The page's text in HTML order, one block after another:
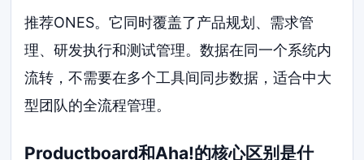
推荐ONES。它同时覆盖了产品规划、需求管
理、研发执行和测试管理。数据在同一个系统内
流转，不需要在多个工具间同步数据，适合中大
型团队的全流程管理。
Productboard和Aha!的核心区别是什